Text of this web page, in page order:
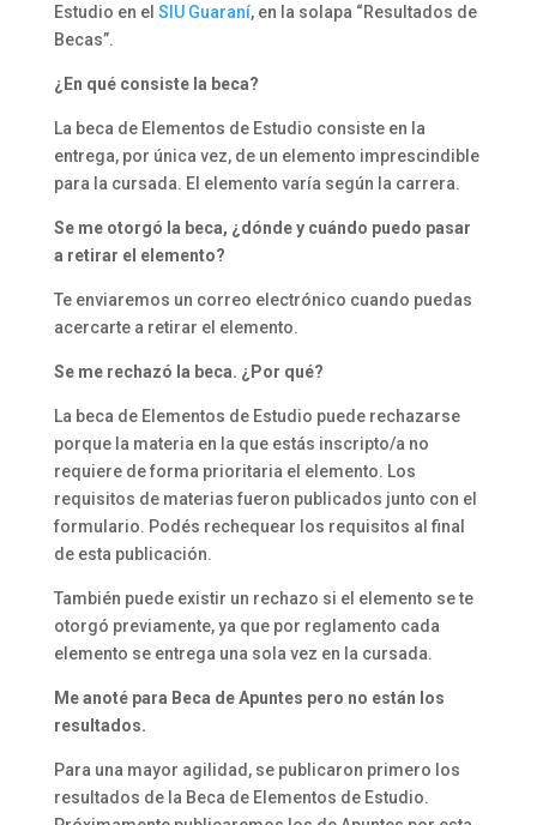
Estudio en el SIU Guaraní, en la solapa “Resultados de
Becas”.
¿En qué consiste la beca?
La beca de Elementos de Estudio consiste en la
entrega, por única vez, de un elemento imprescindible
para la cursada. El elemento varía según la carrera.
Se me otorgó la beca, ¿dónde y cuándo puedo pasar
a retirar el elemento?
Te enviaremos un correo electrónico cuando puedas
acercarte a retirar el elemento.
Se me rechazó la beca. ¿Por qué?
La beca de Elementos de Estudio puede rechazarse
porque la materia en la que estás inscripto/a no
requiere de forma prioritaria el elemento. Los
requisitos de materias fueron publicados junto con el
formulario. Podés rechequear los requisitos al final
de esta publicación.
También puede existir un rechazo si el elemento se te
otorgó previamente, ya que por reglamento cada
elemento se entrega una sola vez en la cursada.
Me anoté para Beca de Apuntes pero no están los
resultados.
Para una mayor agilidad, se publicaron primero los
resultados de la Beca de Elementos de Estudio.